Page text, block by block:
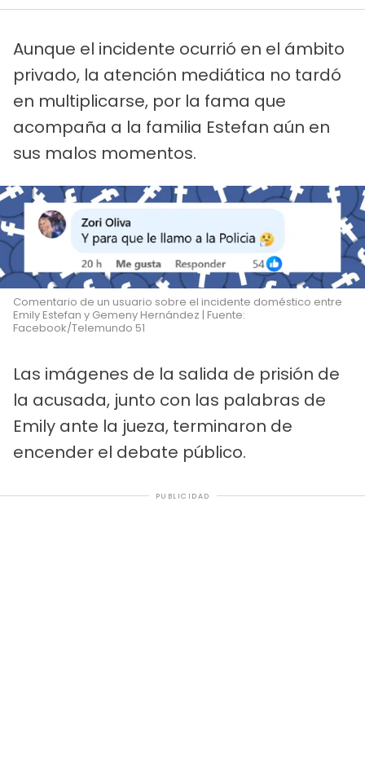
Aunque el incidente ocurrió en el ámbito
privado, la atención mediática no tardó
en multiplicarse, por la fama que
acompaña a la familia Estefan aún en
sus malos momentos.
Comentario de un usuario sobre el incidente doméstico entre
Emily Estefan y Gemeny Hernández | Fuente:
Facebook/Telemundo 51
Las imágenes de la salida de prisión de
la acusada, junto con las palabras de
Emily ante la jueza, terminaron de
encender el debate público.
PUBLICIDAD